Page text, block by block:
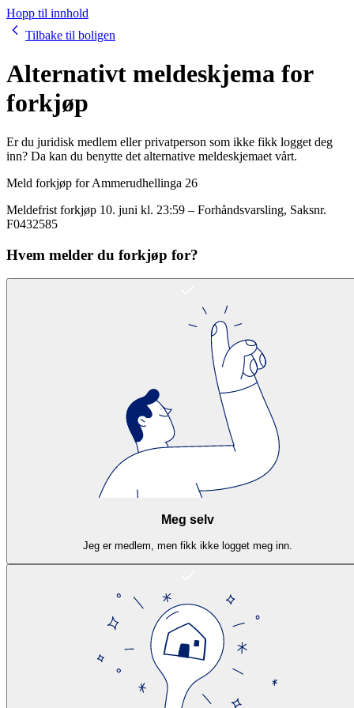
Hopp til innhold
Tilbake til boligen
Alternativt meldeskjema for
forkjøp
Er du juridisk medlem eller privatperson som ikke fikk logget deg
inn? Da kan du benytte det alternative meldeskjemaet vårt.
Meld forkjøp forAmmerudhellinga 26
Meldefrist forkjøp 10. juni kl. 23:59 – Forhåndsvarsling, Saksnr.
F0432585
Hvem melder du forkjøp for?
Meg selv
Jeg er medlem, men fikk ikke logget meg inn.